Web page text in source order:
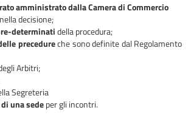
amministrato dalla Camera di Commercio
nella decisione;
determinatidella procedura;
precedureche sono definite dal Regolamento
Arbitri;
Segreteria
una sedeper gli incontri.